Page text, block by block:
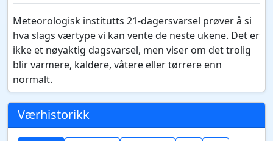
Meteorologisk institutts 21-dagersvarsel prøver å si
hva slags værtype vi kan vente de neste ukene. Det er
ikke et nøyaktig dagsvarsel, men viser om det trolig
blir varmere, kaldere, våtere eller tørrere enn
normalt.
Værhistorikk